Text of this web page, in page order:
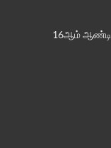
16ஆம்